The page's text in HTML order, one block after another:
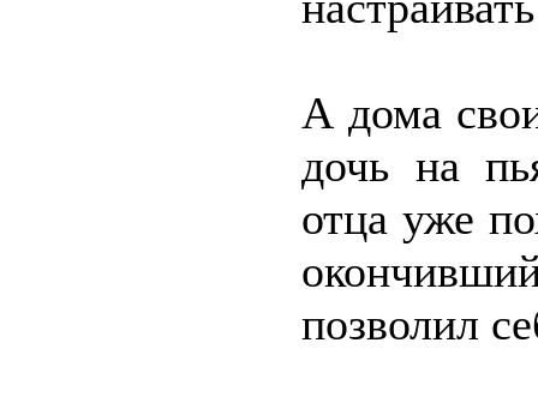
А дома
дочь на
отца уже
позволил